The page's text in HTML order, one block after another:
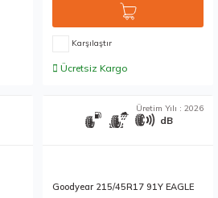
Karşılaştır
Ücretsiz Kargo
Üretim Yılı : 2026
dB
Goodyear 215/45R17 91Y EAGLE